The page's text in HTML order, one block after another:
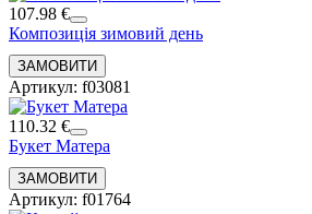
107.98 €
Композиція зимовий день
Артикул: f03081
110.32 €
Букет Матера
Артикул: f01764